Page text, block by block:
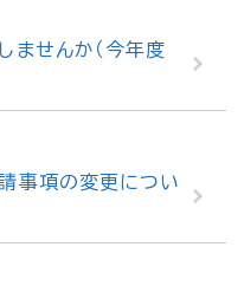
ませんか（今年度
事項の変更につい